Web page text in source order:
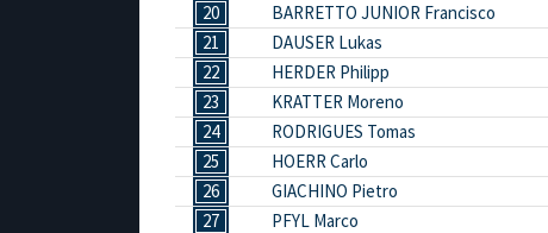
20
BARRETTO JUNIOR Francisco
21
DAUSER Lukas
22
HERDER Philipp
23
KRATTER Moreno
24
RODRIGUES Tomas
25
HOERR Carlo
26
GIACHINO Pietro
27
PFYL Marco